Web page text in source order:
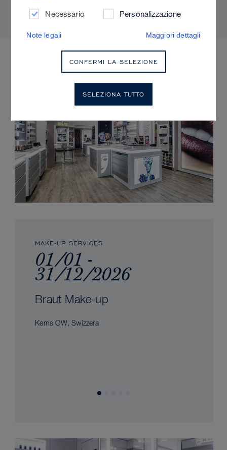
MAKE-UP SERVICES
01/01 -
31/12/2026
Braut Make-up
Kerns OW, Swizzera
Necessario Personalizzazione
Note legali Maggiori dettagli
CONFERMI LA SELEZIONE
SELEZIONA TUTTO